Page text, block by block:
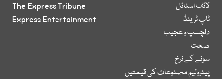
لائف اسٹائل
ٹاپ ٹرینڈ
دلچسپ و عجیب
صحت
سونے کے نرخ
پیٹرولیم مصنوعات کی قیمتیں
The Express Tribune
Express Entertainment